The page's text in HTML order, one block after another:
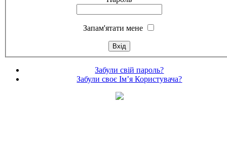
Запам'ятати мене
Забули свій пароль?
Забули своє Ім’я Користувача?